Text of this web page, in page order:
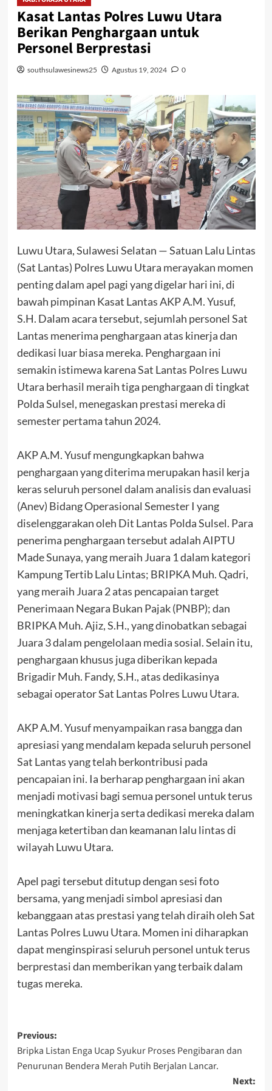
Kasat Lantas Polres Luwu Utara
Berikan Penghargaan untuk
Personel Berprestasi
southsulawesinews25 Agustus 19, 2024 0
Luwu Utara, Sulawesi Selatan — Satuan Lalu Lintas
(Sat Lantas) Polres Luwu Utara merayakan momen
penting dalam apel pagi yang digelar hari ini, di
bawah pimpinan Kasat Lantas AKP A.M. Yusuf,
S.H. Dalam acara tersebut, sejumlah personel Sat
Lantas menerima penghargaan atas kinerja dan
dedikasi luar biasa mereka. Penghargaan ini
semakin istimewa karena Sat Lantas Polres Luwu
Utara berhasil meraih tiga penghargaan di tingkat
Polda Sulsel, menegaskan prestasi mereka di
semester pertama tahun 2024.
AKP A.M. Yusuf mengungkapkan bahwa
penghargaan yang diterima merupakan hasil kerja
keras seluruh personel dalam analisis dan evaluasi
(Anev) Bidang Operasional Semester I yang
diselenggarakan oleh Dit Lantas Polda Sulsel. Para
penerima penghargaan tersebut adalah AIPTU
Made Sunaya, yang meraih Juara 1 dalam kategori
Kampung Tertib Lalu Lintas; BRIPKA Muh. Qadri,
yang meraih Juara 2 atas pencapaian target
Penerimaan Negara Bukan Pajak (PNBP); dan
BRIPKA Muh. Ajiz, S.H., yang dinobatkan sebagai
Juara 3 dalam pengelolaan media sosial. Selain itu,
penghargaan khusus juga diberikan kepada
Brigadir Muh. Fandy, S.H., atas dedikasinya
sebagai operator Sat Lantas Polres Luwu Utara.
AKP A.M. Yusuf menyampaikan rasa bangga dan
apresiasi yang mendalam kepada seluruh personel
Sat Lantas yang telah berkontribusi pada
pencapaian ini. Ia berharap penghargaan ini akan
menjadi motivasi bagi semua personel untuk terus
meningkatkan kinerja serta dedikasi mereka dalam
menjaga ketertiban dan keamanan lalu lintas di
wilayah Luwu Utara.
Apel pagi tersebut ditutup dengan sesi foto
bersama, yang menjadi simbol apresiasi dan
kebanggaan atas prestasi yang telah diraih oleh Sat
Lantas Polres Luwu Utara. Momen ini diharapkan
dapat menginspirasi seluruh personel untuk terus
berprestasi dan memberikan yang terbaik dalam
tugas mereka.
Post
navigation
Previous:
Bripka Listan Enga Ucap Syukur Proses Pengibaran dan
Penurunan Bendera Merah Putih Berjalan Lancar.
Next: